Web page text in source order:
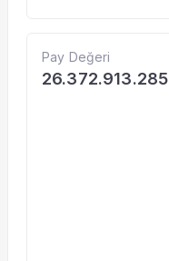
Pay Değeri
26.372.913.285